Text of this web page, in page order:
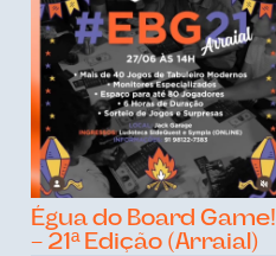
Égua do Board Game!
– 21ª Edição (Arraial)